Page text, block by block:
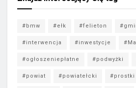
#bmw #ełk #felieton
#interwencja #inwestycje
#ogłoszeniepłatne #podwyżki
#powiat #powiatełcki #prostki